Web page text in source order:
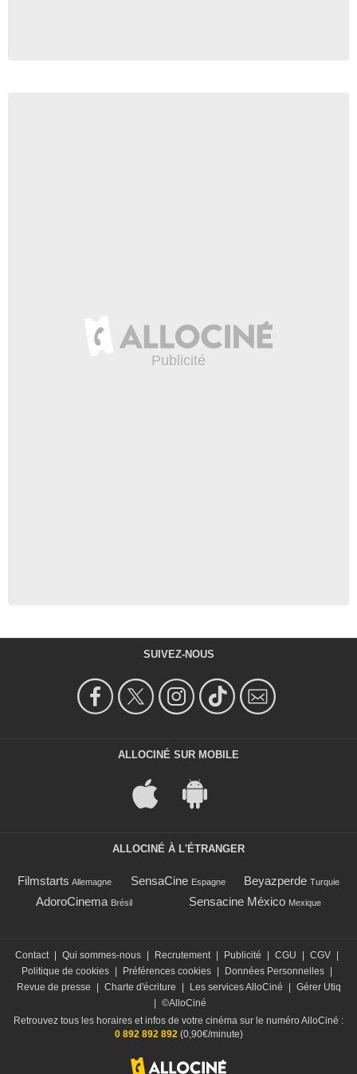
SUIVEZ-NOUS
ALLOCINÉ SUR MOBILE
ALLOCINÉ À L'ÉTRANGER
Filmstarts Allemagne SensaCine Espagne Beyazperde Turquie
AdoroCinema Brésil Sensacine México Mexique
Contact | Qui sommes-nous | Recrutement | Publicité | CGU | CGV |
Politique de cookies | Préférences cookies | Données Personnelles |
Revue de presse
| Charte d'écriture | Les services AlloCiné | Gérer Utiq
| ©AlloCiné
Retrouvez tous les horaires et infos de votre cinéma sur le numéro AlloCiné :
0 892 892 892 (0,90€/minute)